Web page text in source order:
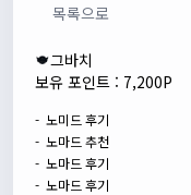
목록으로
그바치
보유 포인트 : 7,200P
- 노미드 후기
- 노마드 추천
- 노마드 후기
- 노마드 후기